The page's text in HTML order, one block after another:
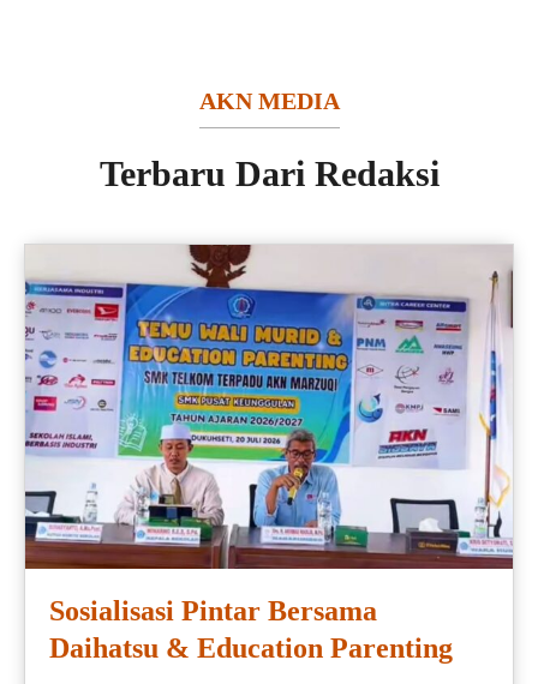
AKN MEDIA
Terbaru Dari Redaksi
Sosialisasi Pintar Bersama
Daihatsu & Education Parenting